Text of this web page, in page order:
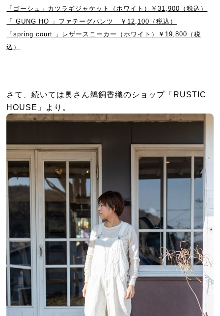
「ゴーシュ」カツラギジャケット（ホワイト）￥31,900（税込）
「 GUNG HO 」ファテーグパンツ ￥12,100（税込）
「spring court 」レザースニーカー（ホワイト）￥19,800（税
込）
さて、続いては奥さん鵜飼香織のショップ「RUSTIC
HOUSE」より。